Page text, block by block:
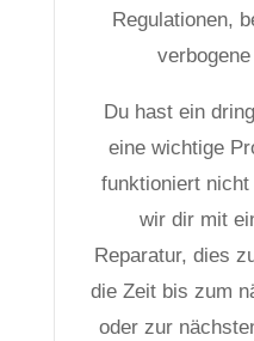
Regulationen,
Du hast ein
eine wichtige
funktioniert
wir dir mit
Reparatur, dies
die Zeit bis zum
oder zur